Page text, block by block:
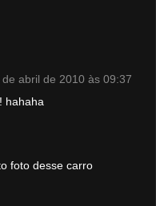
de abril de 2010 às 09:37
hahaha
foto desse carro